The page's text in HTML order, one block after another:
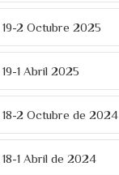
19-2 Octubre 2025
1 Abril 2025
18-2 Octubre de 2024
1 Abril de 2024